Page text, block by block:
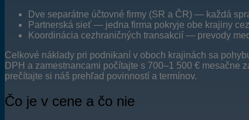
Dve separátne účtovné firmy (SR a ČR) — každá
Partnerská sieť — jedna firma pokryje obe krajiny
Koordinácia cezhraničných transakcií — prevody
Celkové náklady pri podnikaní v oboch krajinách sa
DPH a zamestnancami počítajte s 700–1 500 € mesačne
prečítajte si náš prehľad povinností a termínov.
Čo je v cene a čo nie